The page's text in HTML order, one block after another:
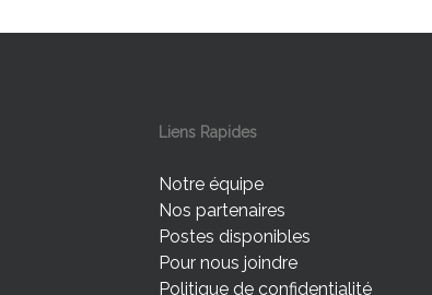
Liens Rapides
Notre équipe
Nos partenaires
Postes disponibles
Pour nous joindre
Politique de confidentialité